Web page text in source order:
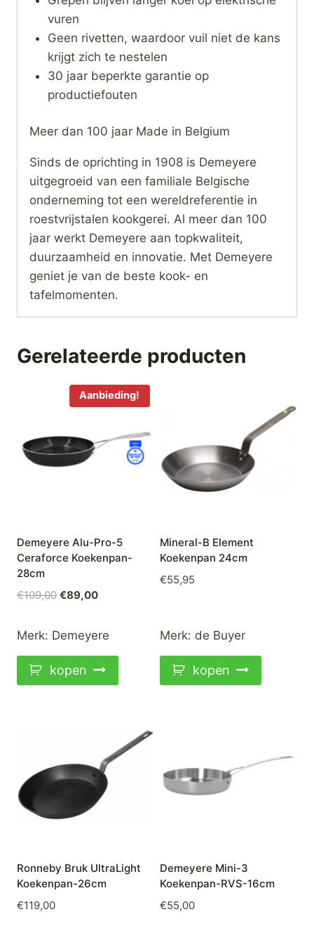
vuren
Geen rivetten, waardoor vuil niet de kans
krijgt zich te nestelen
30 jaar beperkte garantie op
productiefouten
Meer dan 100 jaar Made in Belgium
Sinds de oprichting in 1908 is Demeyere
uitgegroeid van een familiale Belgische
onderneming tot een wereldreferentie in
roestvrijstalen kookgerei. Al meer dan 100
jaar werkt Demeyere aan topkwaliteit,
duurzaamheid en innovatie. Met Demeyere
geniet je van de beste kook- en
tafelmomenten.
Gerelateerde producten
Aanbieding!
Demeyere Alu-Pro-5
Ceraforce Koekenpan-
28cm
€109,00 Oorspronkelijke
€109,00.
€89,00Huidige
Merk: Demeyere
kopen
Mineral-B Element
Koekenpan 24cm
€55,95
Merk: de Buyer
kopen
Ronneby Bruk UltraLight
Koekenpan-26cm
€119,00
Demeyere Mini-3
Koekenpan-RVS-16cm
€55,00